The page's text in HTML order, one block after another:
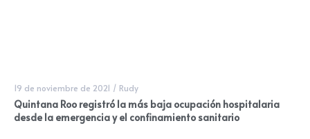
19 de noviembre de 2021 / Rudy
Quintana Roo registró la más baja ocupación hospitalaria
desde la emergencia y el confinamiento sanitario